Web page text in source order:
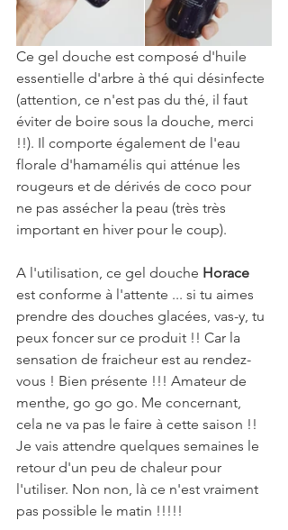
Ce gel douche est composé d'huile
essentielle d'arbre à thé qui désinfecte
(attention, ce n'est pas du thé, il faut
éviter de boire sous la douche, merci
!!). Il comporte également de l'eau
florale d'hamamélis qui atténue les
rougeurs et de dérivés de coco pour
ne pas assécher la peau (très très
important en hiver pour le coup).
A l'utilisation, ce gel douche Horace
est conforme à l'attente ... si tu aimes
prendre des douches glacées, vas-y, tu
peux foncer sur ce produit !! Car la
sensation de fraicheur est au rendez-
vous ! Bien présente !!! Amateur de
menthe, go go go. Me concernant,
cela ne va pas le faire à cette saison !!
Je vais attendre quelques semaines le
retour d'un peu de chaleur pour
l'utiliser. Non non, là ce n'est vraiment
pas possible le matin !!!!!